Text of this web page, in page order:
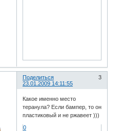
Поделиться
3
23.01.2009 14:11:55
Какое именно место
теранула? Если бампер, то он
пластиковый и не ржавеет )))
0